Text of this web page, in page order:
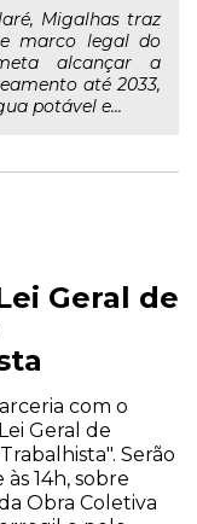
Migalhas traz
marco legal do
alcançar a
até 2033,
potável e...
Geral de
com o
Geral de
Serão
14h, sobre
Obra Coletiva